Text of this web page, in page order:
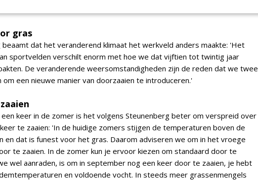
gras
beaamt dat het veranderend klimaat het werkveld anders maakte: 'Het
sportvelden verschilt enorm met hoe we dat vijftien tot twintig jaar
De veranderende weersomstandigheden zijn de reden dat we twee
om een nieuwe manier van doorzaaien te introduceren.'
een keer in de zomer is het volgens Steunenberg beter om verspreid over
te zaaien: 'In de huidige zomers stijgen de temperaturen boven de
en dat is funest voor het gras. Daarom adviseren we om in het vroege
te zaaien. In de zomer kun je ervoor kiezen om standaard door te
wel aanraden, is om in september nog een keer door te zaaien, je hebt
en voldoende vocht. In steeds meer grassenmengels